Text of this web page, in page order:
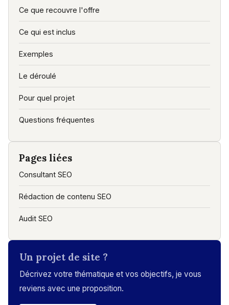
Ce que recouvre l'offre
Ce qui est inclus
Exemples
Le déroulé
Pour quel projet
Questions fréquentes
Pages liées
Consultant SEO
Rédaction de contenu SEO
Audit SEO
Un projet de site ?
Décrivez votre thématique et vos objectifs, je vous
reviens avec une proposition.